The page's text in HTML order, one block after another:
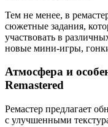
Тем не менее, в
сюжетные задания,
участвовать в
новые мини-игры,
Атмосфера и
Remastered
Ремастер предлагает
с улучшенными